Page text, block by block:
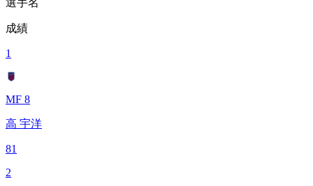
選手名
成績
1
MF 8
高 宇洋
81
2